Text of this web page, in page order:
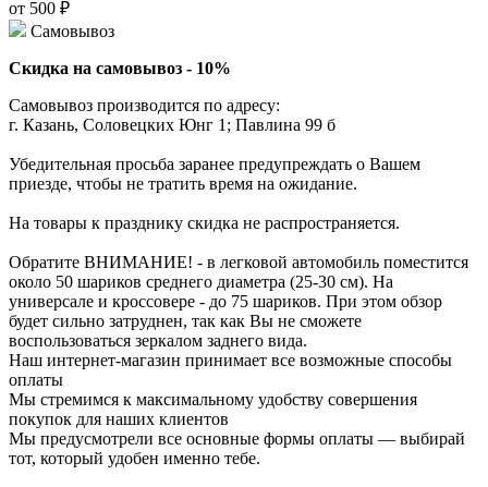
от 500 ₽
Самовывоз
Скидка на самовывоз - 10%
Самовывоз производится по адресу:
г. Казань, Соловецких Юнг 1; Павлина 99 б
Убедительная просьба заранее предупреждать о Вашем
приезде, чтобы не тратить время на ожидание.
На товары к празднику скидка не распространяется.
Обратите ВНИМАНИЕ! - в легковой автомобиль поместится
около 50 шариков среднего диаметра (25-30 см). На
универсале и кроссовере - до 75 шариков. При этом обзор
будет сильно затруднен, так как Вы не сможете
воспользоваться зеркалом заднего вида.
Наш интернет-магазин принимает все возможные способы
оплаты
Мы стремимся к максимальному удобству совершения
покупок для наших клиентов
Мы предусмотрели все основные формы оплаты — выбирай
тот, который удобен именно тебе.